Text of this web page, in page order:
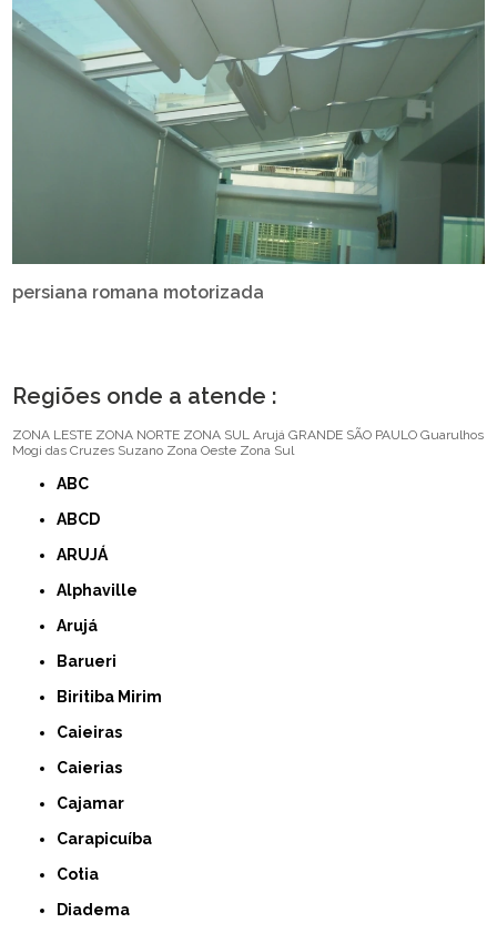
persiana romana motorizada
Regiões onde a atende :
ZONA LESTE ZONA NORTE ZONA SUL Arujá GRANDE SÃO PAULO Guarulhos
Mogi das Cruzes Suzano Zona Oeste Zona Sul
ABC
ABCD
ARUJÁ
Alphaville
Arujá
Barueri
Biritiba Mirim
Caieiras
Caierias
Cajamar
Carapicuíba
Cotia
Diadema